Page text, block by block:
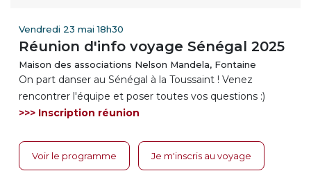
Vendredi 23 mai 18h30
Réunion d'info voyage Sénégal 2025
Maison des associations Nelson Mandela, Fontaine
On part danser au Sénégal à la Toussaint ! Venez
rencontrer l'équipe et poser toutes vos questions :)
>>> Inscription réunion
Voir le programme Je m'inscris au voyage